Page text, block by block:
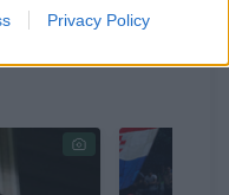
Privacy Policy